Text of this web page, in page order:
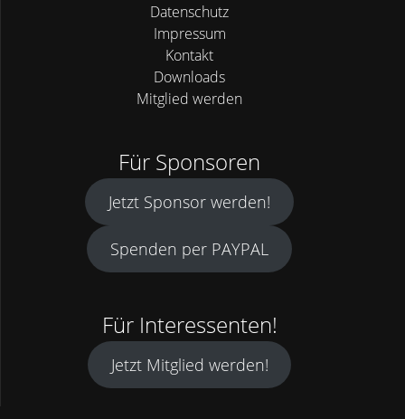
Datenschutz
Impressum
Kontakt
Downloads
Mitglied werden
Für Sponsoren
Jetzt Sponsor werden!
Spenden per PAYPAL
Für Interessenten!
Jetzt Mitglied werden!